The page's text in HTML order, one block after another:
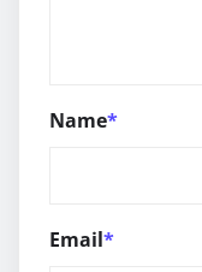
Name*
Email*